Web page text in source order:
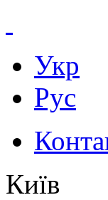
Укр
Рус
Київ